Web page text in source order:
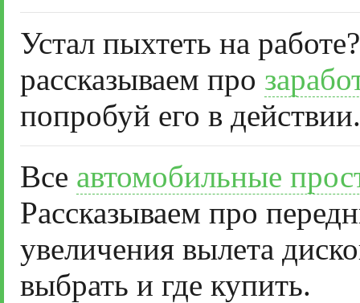
Устал пыхтеть на
рассказываем про
попробуй его в действии.
Все автомобильные
Рассказываем про
увеличения вылета
выбрать и где купить.